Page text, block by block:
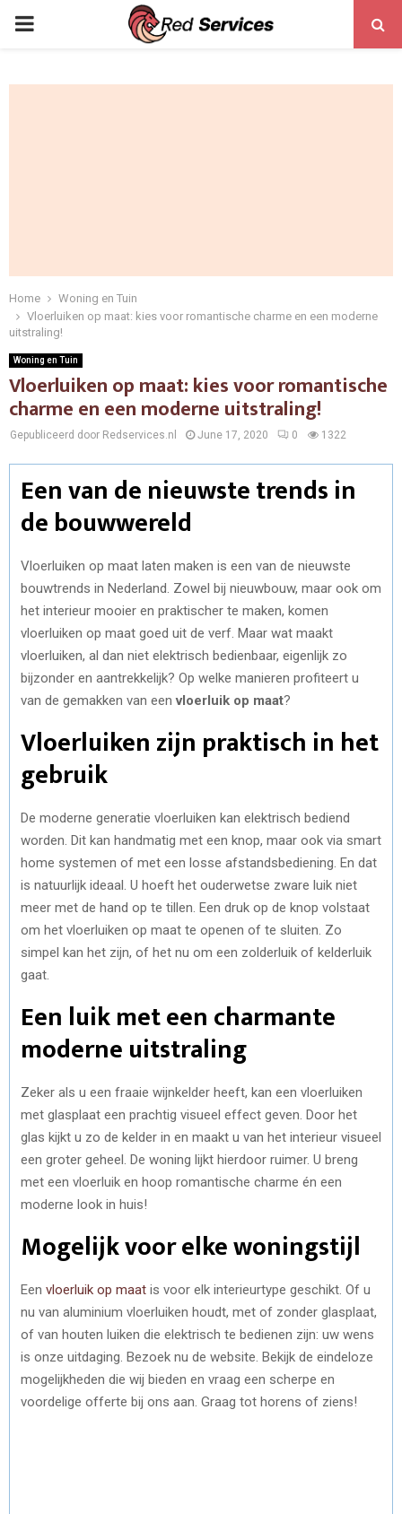
PRIMARY
Home
Woning en Tuin
Vloerluiken op maat: kies voor romantische charme en een moderne
uitstraling!
Woning en Tuin
Vloerluiken op maat: kies voor romantische
charme en een moderne uitstraling!
Gepubliceerd door Redservices.nl June 17, 2020 0 1322
Een van de nieuwste trends in
de bouwwereld
Vloerluiken op maat laten maken is een van de nieuwste
bouwtrends in Nederland. Zowel bij nieuwbouw, maar ook om
het interieur mooier en praktischer te maken, komen
vloerluiken op maat goed uit de verf. Maar wat maakt
vloerluiken, al dan niet elektrisch bedienbaar, eigenlijk zo
bijzonder en aantrekkelijk? Op welke manieren profiteert u
van de gemakken van eenvloerluik op maat?
Vloerluiken zijn praktisch in het
gebruik
De moderne generatie vloerluiken kan elektrisch bediend
worden. Dit kan handmatig met een knop, maar ook via smart
home systemen of met een losse afstandsbediening. En dat
is natuurlijk ideaal. U hoeft het ouderwetse zware luik niet
meer met de hand op te tillen. Een druk op de knop volstaat
om het vloerluiken op maat te openen of te sluiten. Zo
simpel kan het zijn, of het nu om een zolderluik of kelderluik
gaat.
Een luik met een charmante
moderne uitstraling
Zeker als u een fraaie wijnkelder heeft, kan een vloerluiken
met glasplaat een prachtig visueel effect geven. Door het
glas kijkt u zo de kelder in en maakt u van het interieur visueel
een groter geheel. De woning lijkt hierdoor ruimer. U breng
met een vloerluik en hoop romantische charme én een
moderne look in huis!
Mogelijk voor elke woningstijl
Een vloerluik op maat is voor elk interieurtype geschikt. Of u
nu van aluminium vloerluiken houdt, met of zonder glasplaat,
of van houten luiken die elektrisch te bedienen zijn: uw wens
is onze uitdaging. Bezoek nu de website. Bekijk de eindeloze
mogelijkheden die wij bieden en vraag een scherpe en
voordelige offerte bij ons aan. Graag tot horens of ziens!